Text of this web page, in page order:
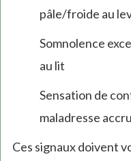
pâle/froide au
Somnolence
au lit
Sensation de
maladresse
Ces signaux doivent